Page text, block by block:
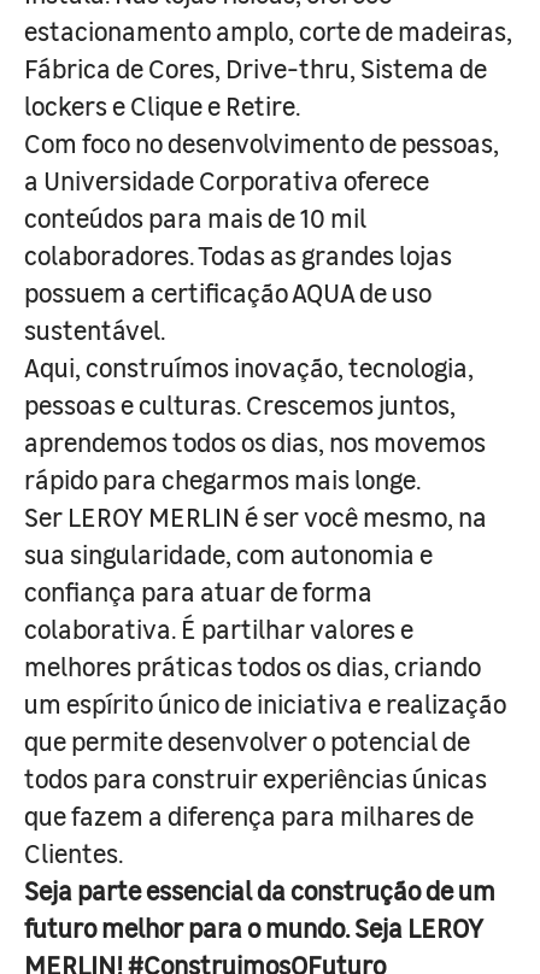
estacionamento amplo, corte de madeiras,
Fábrica de Cores, Drive-thru, Sistema de
lockers e Clique e Retire.
Com foco no desenvolvimento de pessoas,
a Universidade Corporativa oferece
conteúdos para mais de 10 mil
colaboradores. Todas as grandes lojas
possuem a certificação AQUA de uso
sustentável.
Aqui, construímos inovação, tecnologia,
pessoas e culturas. Crescemos juntos,
aprendemos todos os dias, nos movemos
rápido para chegarmos mais longe.
Ser LEROY MERLIN é ser você mesmo, na
sua singularidade, com autonomia e
confiança para atuar de forma
colaborativa. É partilhar valores e
melhores práticas todos os dias, criando
um espírito único de iniciativa e realização
que permite desenvolver o potencial de
todos para construir experiências únicas
que fazem a diferença para milhares de
Clientes.
Seja parte essencial da construção de um
futuro melhor para o mundo. Seja LEROY
MERLIN! #ConstruimosOFuturo